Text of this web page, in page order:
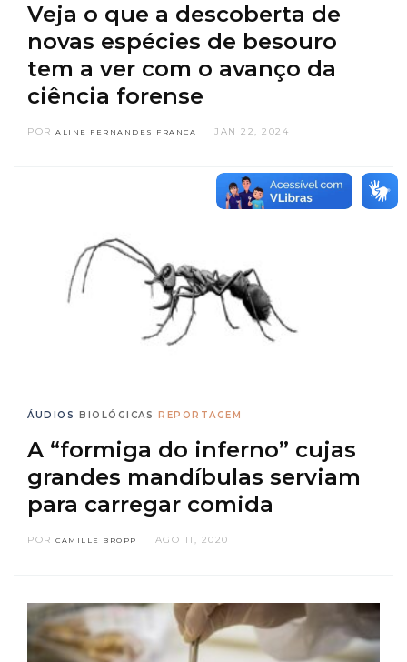
Veja o que a descoberta de
novas espécies de besouro
tem a ver com o avanço da
ciência forense
POR ALINE FERNANDES FRANÇA JAN 22, 2024
ÁUDIOS BIOLÓGICAS REPORTAGEM
A “formiga do inferno” cujas
grandes mandíbulas serviam
para carregar comida
POR CAMILLE BROPP AGO 11, 2020